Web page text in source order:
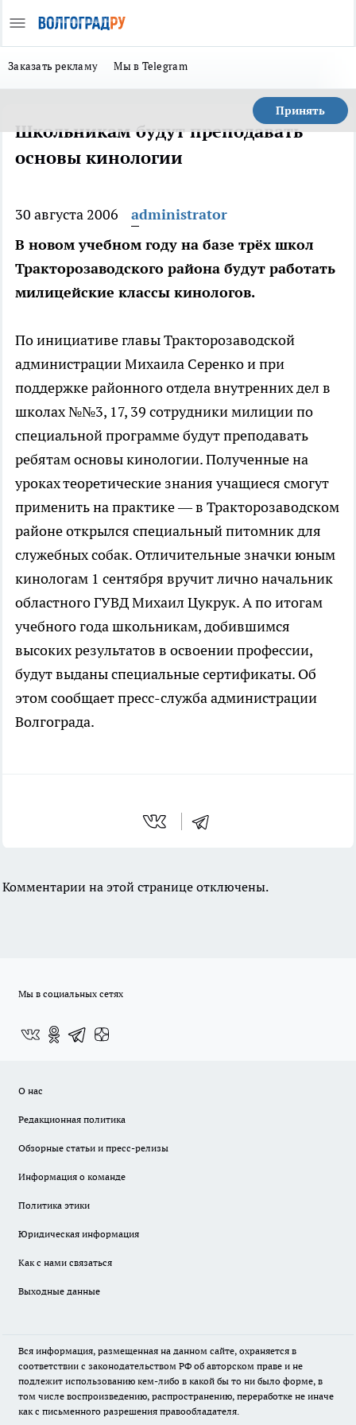
Заказать рекламу Мы в Telegram
Принять
Школьникам будут преподавать
основы кинологии
30 августа 2006
administrator
В новом учебном году на базе трёх школ
Тракторозаводского района будут работать
милицейские классы кинологов.
По инициативе главы Тракторозаводской
администрации Михаила Серенко и при
поддержке районного отдела внутренних дел в
школах №№3, 17, 39 сотрудники милиции по
специальной программе будут преподавать
ребятам основы кинологии. Полученные на
уроках теоретические знания учащиеся смогут
применить на практике — в Тракторозаводском
районе открылся специальный питомник для
служебных собак. Отличительные значки юным
кинологам 1 сентября вручит лично начальник
областного ГУВД Михаил Цукрук. А по итогам
учебного года школьникам, добившимся
высоких результатов в освоении профессии,
будут выданы специальные сертификаты. Об
этом сообщает пресс-служба администрации
Волгограда.
Комментарии на этой странице отключены.
Мы в социальных сетях
О нас
Редакционная политика
Обзорные статьи и пресс-релизы
Информация о команде
Политика этики
Юридическая информация
Как с нами связаться
Выходные данные
Вся информация, размещенная на данном сайте, охраняется в
соответствии с законодательством РФ об авторском праве и не
подлежит использованию кем-либо в какой бы то ни было форме, в
том числе воспроизведению, распространению, переработке не иначе
как с письменного разрешения правообладателя.